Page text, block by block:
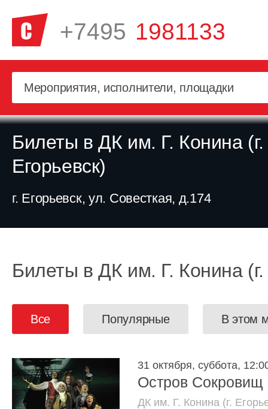
+7495 1981133
Билеты в ДК им. Г. Конина (г.
Егорьевск)
г. Егорьевск, ул. Совесткая, д.174
Билеты в ДК им. Г. Конина (г.
Все Популярные В этом
31 октября, суббота,
Остров Сокровищ
ДК им. Г. Конина (г.